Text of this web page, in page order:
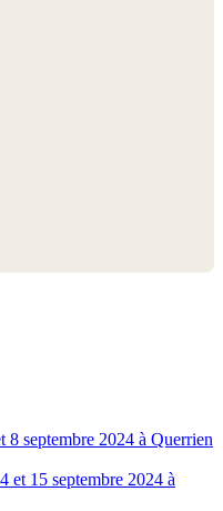
8 septembre 2024 à Querrien
et 15 septembre 2024 à